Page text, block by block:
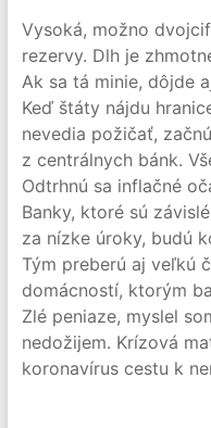
Vysoká, možno
rezervy. Dlh je
Ak sa tá minie, dôjde
Keď štáty nájdu
nevedia požičať,
z centrálnych bánk.
Odtrhnú sa inflačné
Banky, ktoré sú
za nízke úroky, budú
Tým preberú aj veľkú
domácností, ktorým
Zlé peniaze, myslel
nedožijem. Krízová
koronavírus cestu k